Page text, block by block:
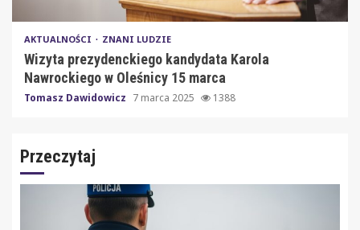
AKTUALNOŚCI ZNANI LUDZIE
Wizyta prezydenckiego kandydata Karola
Nawrockiego w Oleśnicy 15 marca
Tomasz Dawidowicz 7 marca 2025 1388
Przeczytaj